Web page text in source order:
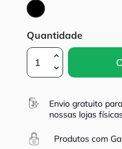
Preto
Quantidade
Envio gratuito
nossas lojas
Produtos com